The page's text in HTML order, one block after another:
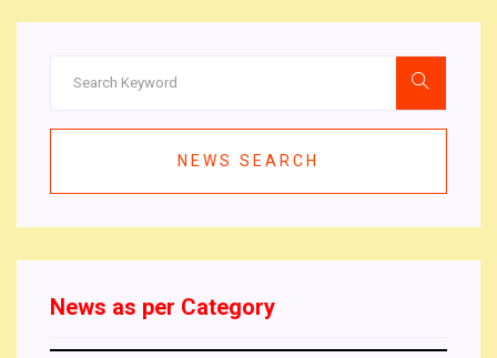
NEWS SEARCH
News as per Category